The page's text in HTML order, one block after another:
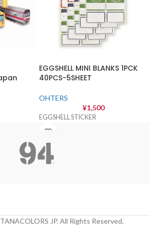
EGGSHELL MINI BLANKS 1PCK
40PCS-5SHEET
OHTERS
¥1,500
EGGSHELL STICKER
JP. All Rights Reserved.